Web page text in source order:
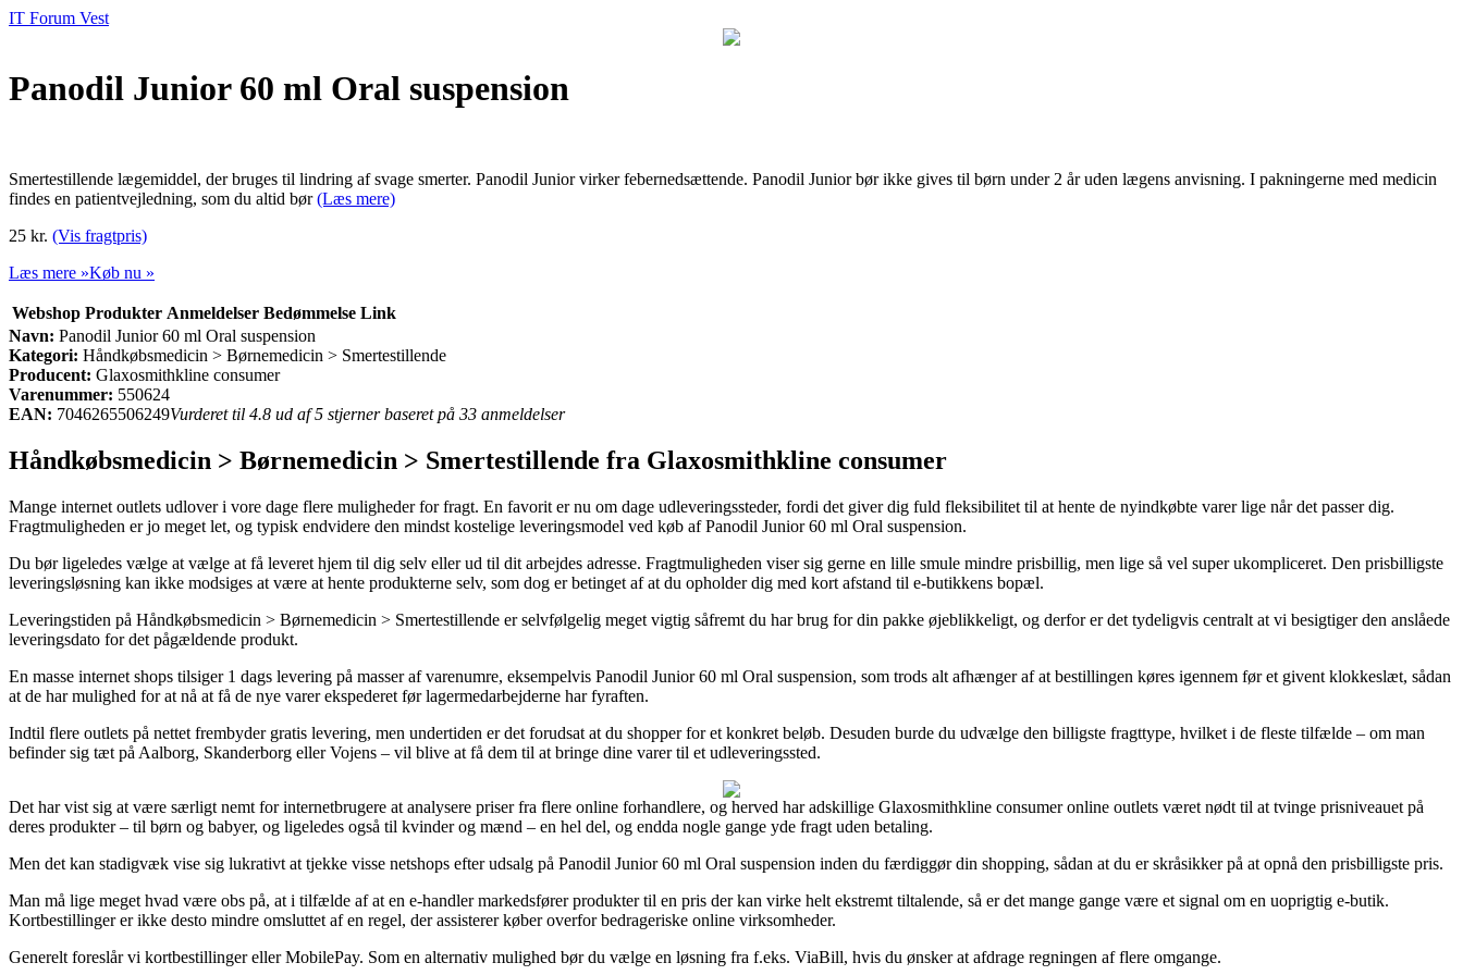
IT Forum Vest
Panodil Junior 60 ml Oral suspension
Smertestillende lægemiddel, der bruges til lindring af svage smerter. Panodil Junior virker febernedsættende. Panodil Junior bør ikke gives til børn under 2 år uden lægens anvisning. I pakningerne med medicin
findes en patientvejledning, som du altid bør(Læs mere)
25 kr. (Vis fragtpris)
Læs mere »Køb nu »
Webshop Produkter Anmeldelser Bedømmelse Link
Navn: Panodil Junior 60 ml Oral suspension
Kategori: Håndkøbsmedicin > Børnemedicin > Smertestillende
Producent: Glaxosmithkline consumer
Varenummer: 550624
EAN: 7046265506249Vurderet til 4.8 ud af 5 stjerner baseret på 33 anmeldelser
Håndkøbsmedicin > Børnemedicin > Smertestillende fra Glaxosmithkline consumer
Mange internet outlets udlover i vore dage flere muligheder for fragt. En favorit er nu om dage udleveringssteder, fordi det giver dig fuld fleksibilitet til at hente de nyindkøbte varer lige når det passer dig.
Fragtmuligheden er jo meget let, og typisk endvidere den mindst kostelige leveringsmodel ved køb af Panodil Junior 60 ml Oral suspension.
Du bør ligeledes vælge at vælge at få leveret hjem til dig selv eller ud til dit arbejdes adresse. Fragtmuligheden viser sig gerne en lille smule mindre prisbillig, men lige så vel super ukompliceret. Den prisbilligste
leveringsløsning kan ikke modsiges at være at hente produkterne selv, som dog er betinget af at du opholder dig med kort afstand til e-butikkens bopæl.
Leveringstiden på Håndkøbsmedicin > Børnemedicin > Smertestillende er selvfølgelig meget vigtig såfremt du har brug for din pakke øjeblikkeligt, og derfor er det tydeligvis centralt at vi besigtiger den anslåede
leveringsdato for det pågældende produkt.
En masse internet shops tilsiger 1 dags levering på masser af varenumre, eksempelvis Panodil Junior 60 ml Oral suspension, som trods alt afhænger af at bestillingen køres igennem før et givent klokkeslæt, sådan
at de har mulighed for at nå at få de nye varer ekspederet før lagermedarbejderne har fyraften.
Indtil flere outlets på nettet frembyder gratis levering, men undertiden er det forudsat at du shopper for et konkret beløb. Desuden burde du udvælge den billigste fragttype, hvilket i de fleste tilfælde – om man
befinder sig tæt på Aalborg, Skanderborg eller Vojens – vil blive at få dem til at bringe dine varer til et udleveringssted.
Det har vist sig at være særligt nemt for internetbrugere at analysere priser fra flere online forhandlere, og herved har adskillige Glaxosmithkline consumer online outlets været nødt til at tvinge prisniveauet på
deres produkter – til børn og babyer, og ligeledes også til kvinder og mænd – en hel del, og endda nogle gange yde fragt uden betaling.
Men det kan stadigvæk vise sig lukrativt at tjekke visse netshops efter udsalg på Panodil Junior 60 ml Oral suspension inden du færdiggør din shopping, sådan at du er skråsikker på at opnå den prisbilligste pris.
Man må lige meget hvad være obs på, at i tilfælde af at en e-handler markedsfører produkter til en pris der kan virke helt ekstremt tiltalende, så er det mange gange være et signal om en uoprigtig e-butik.
Kortbestillinger er ikke desto mindre omsluttet af en regel, der assisterer køber overfor bedrageriske online virksomheder.
Generelt foreslår vi kortbestillinger eller MobilePay. Som en alternativ mulighed bør du vælge en løsning fra f.eks. ViaBill, hvis du ønsker at afdrage regningen af flere omgange.